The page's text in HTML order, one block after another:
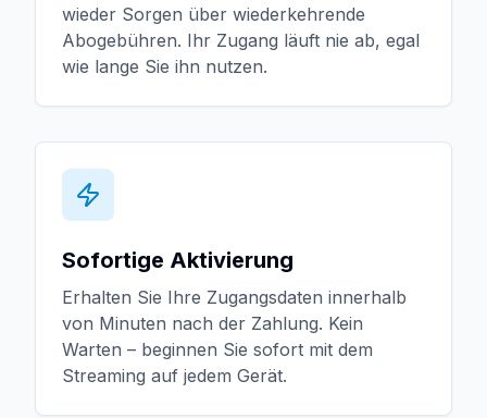
wieder Sorgen über wiederkehrende
Abogebühren. Ihr Zugang läuft nie ab, egal
wie lange Sie ihn nutzen.
Sofortige Aktivierung
Erhalten Sie Ihre Zugangsdaten innerhalb
von Minuten nach der Zahlung. Kein
Warten – beginnen Sie sofort mit dem
Streaming auf jedem Gerät.